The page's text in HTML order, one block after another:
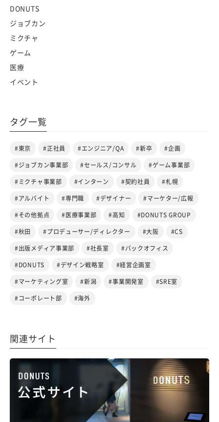
DONUTS
ジョブカン
ミクチャ
ゲーム
医療
イベント
タグ一覧
#東京 #正社員 #エンジニア/QA #新卒 #企画
#ジョブカン事業部 #セールス/コンサル #ゲーム事業部
#ミクチャ事業部 #インターン #契約社員 #札幌
#アルバイト #専門職 #デザイナー #マーケター/広報
#その他拠点 #医療事業部 #高知 #DONUTS GROUP
#秋田 #プロデューサー/ディレクター #大阪 #CS
#出版メディア事業部 #社長室 #バックオフィス
#DONUTS #デザイン戦略室 #経営企画室
#マーケティング室 #新潟 #事業開発室 #SRE室
#コーポレート部 #海外
関連サイト